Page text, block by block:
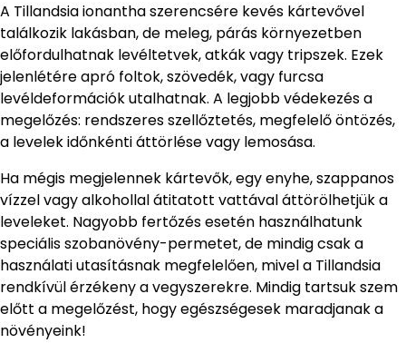
A Tillandsia ionantha szerencsére kevés kártevővel
találkozik lakásban, de meleg, párás környezetben
előfordulhatnak levéltetvek, atkák vagy tripszek. Ezek
jelenlétére apró foltok, szövedék, vagy furcsa
levéldeformációk utalhatnak. A legjobb védekezés a
megelőzés: rendszeres szellőztetés, megfelelő öntözés,
a levelek időnkénti áttörlése vagy lemosása.
Ha mégis megjelennek kártevők, egy enyhe, szappanos
vízzel vagy alkohollal átitatott vattával áttörölhetjük a
leveleket. Nagyobb fertőzés esetén használhatunk
speciális szobanövény-permetet, de mindig csak a
használati utasításnak megfelelően, mivel a Tillandsia
rendkívül érzékeny a vegyszerekre. Mindig tartsuk szem
előtt a megelőzést, hogy egészségesek maradjanak a
növényeink!